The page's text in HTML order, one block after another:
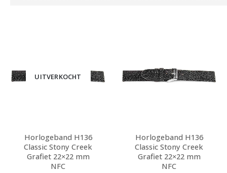
UITVERKOCHT
Horlogeband H136
Classic Stony Creek
Grafiet 22×22 mm
NFC
Horlogeband H136
Classic Stony Creek
Grafiet 22×22 mm
NFC